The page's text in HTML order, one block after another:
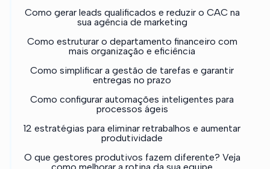
Como gerar leads qualificados e reduzir o CAC na
sua agência de marketing
Como estruturar o departamento financeiro com
mais organização e eficiência
Como simplificar a gestão de tarefas e garantir
entregas no prazo
Como configurar automações inteligentes para
processos ágeis
12 estratégias para eliminar retrabalhos e aumentar
produtividade
O que gestores produtivos fazem diferente? Veja